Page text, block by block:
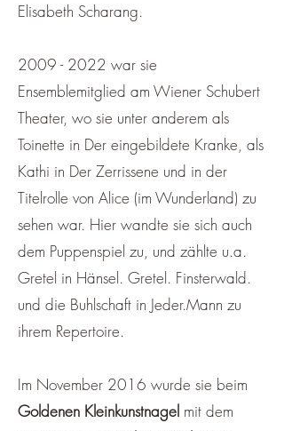
Elisabeth Scharang.
2009 - 2022 war sie
Ensemblemitglied am Wiener Schubert
Theater, wo sie unter anderem als
Toinette in Der eingebildete Kranke, als
Kathi in Der Zerrissene und in der
Titelrolle von Alice (im Wunderland) zu
sehen war. Hier wandte sie sich auch
dem Puppenspiel zu, und zählte u.a.
Gretel in Hänsel. Gretel. Finsterwald.
und die Buhlschaft in Jeder.Mann zu
ihrem Repertoire.
Im November 2016 wurde sie beim
Goldenen Kleinkunstnagel mit dem